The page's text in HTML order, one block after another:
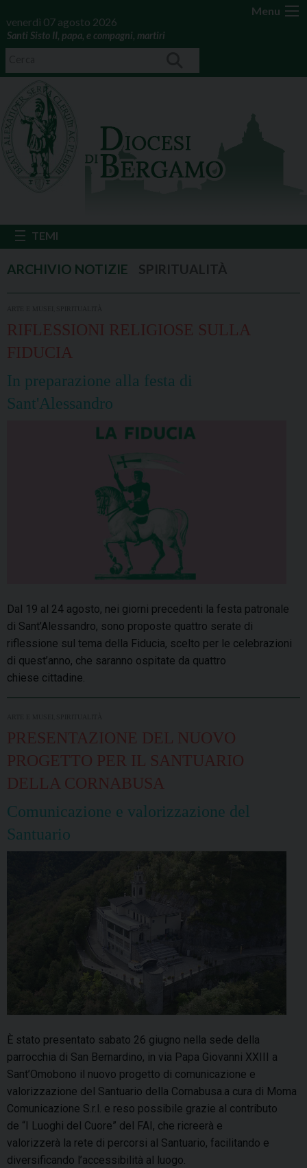
Menu
venerdì 07 agosto 2026
Santi Sisto II, papa, e compagni, martiri
RIFLESSIONI RELIGIOSE SULLA
FIDUCIA
In preparazione alla festa di
Sant'Alessandro
Dal 19 al 24 agosto, nei giorni precedenti la festa patronale
di Sant’Alessandro, sono proposte quattro serate di
riflessione sul tema della Fiducia, scelto per le celebrazioni
di quest’anno, che saranno ospitate da quattro
chiese cittadine.
PRESENTAZIONE DEL NUOVO
PROGETTO PER IL SANTUARIO
DELLA CORNABUSA
Comunicazione e valorizzazione del
Santuario
È stato presentato sabato 26 giugno nella sede della
parrocchia di San Bernardino, in via Papa Giovanni XXIII a
Sant’Omobono il nuovo progetto di comunicazione e
valorizzazione del Santuario della Cornabusa.a cura di Moma
Comunicazione S.r.l. e reso possibile grazie al contributo
de “I Luoghi del Cuore” del FAI, che ricreerà e
valorizzerà la rete di percorsi al Santuario, facilitando e
diversificando l’accessibilità al luogo.